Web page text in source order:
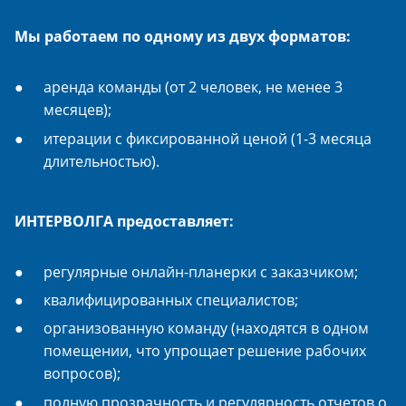
Мы работаем по одному из двух форматов:
аренда команды (от 2 человек, не менее 3
месяцев);
итерации с фиксированной ценой (1-3 месяца
длительностью).
ИНТЕРВОЛГА предоставляет:
регулярные онлайн-планерки с заказчиком;
квалифицированных специалистов;
организованную команду (находятся в одном
помещении, что упрощает решение рабочих
вопросов);